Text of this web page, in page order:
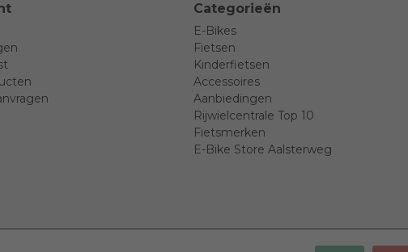
Categorieën
E-Bikes
Fietsen
Kinderfietsen
Accessoires
Aanbiedingen
Rijwielcentrale Top 10
Fietsmerken
E-Bike Store Aalsterweg